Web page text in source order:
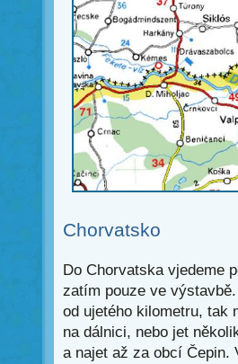
Chorvatsko
Do Chorvatska vjedeme
zatím pouze ve
od ujetého kilometru, tak
na dálnici, nebo jet
a najet až za obcí Čepin.